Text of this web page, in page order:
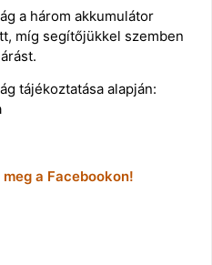
a három akkumulátor
míg segítőjükkel szemben
tájékoztatása alapján:
a Facebookon!